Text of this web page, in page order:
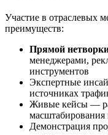
Участие в отраслевых
преимуществ:
Прямой
менеджерами,
инструментов
Экспертные
источниках
Живые кейсы —
масштабирования
Демонстрация